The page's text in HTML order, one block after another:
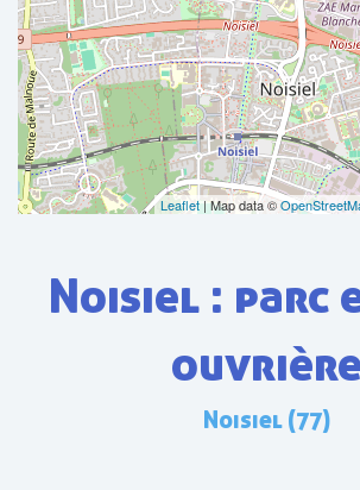
Leaflet| Map data ©
Noisiel : parc
ouvrière
Noisiel (77)